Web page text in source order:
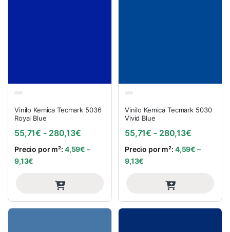
Vinilo Kemica Tecmark 5036
Royal Blue
55,71€ - 280,13€Rango de precios: desde 55,71€
Precio por m²: 4,59€ –
9,13€
Vinilo Kemica Tecmark 5030
Vivid Blue
55,71€ - 280,13€Rango
Precio por m²: 4,59€ –
9,13€